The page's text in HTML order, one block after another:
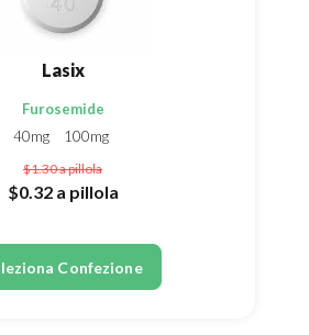
Lasix
Furosemide
40mg
100mg
$1.30a pillola
$0.32 a pillola
Confezione